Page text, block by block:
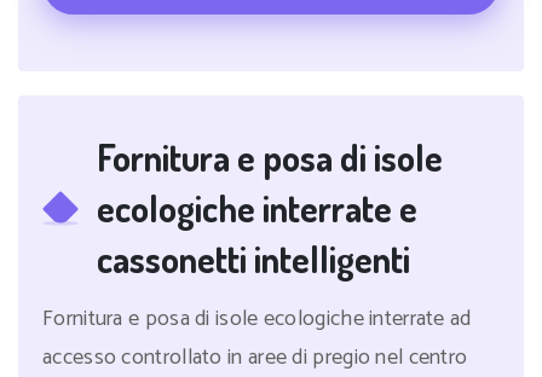
Fornitura e posa di isole
ecologiche interrate e
cassonetti intelligenti
Fornitura e posa di isole ecologiche interrate ad
accesso controllato in aree di pregio nel centro